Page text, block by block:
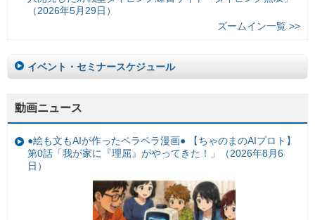
（2026年5月29日）
ズームイン一覧 >>
イベント・セミナースケジュール
動画ニュース
●絵も文もAIが作ったペラペラ漫画● 【ちゃのまのAIプロト】
第0話「我が家に『理屈』がやってきた！」（2026年8月6
日）